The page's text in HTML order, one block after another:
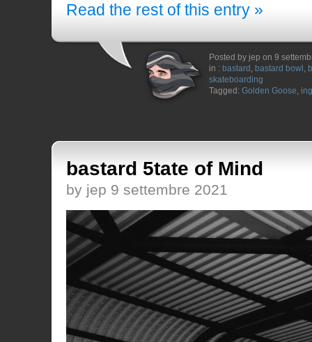
Read the rest of this entry »
Posted by jep on 9
in : bastard , bastard bowl ,
skateboarding
Tagged: Golden Goose,
bastard 5tate of Mind
by jep 9 settembre 2021